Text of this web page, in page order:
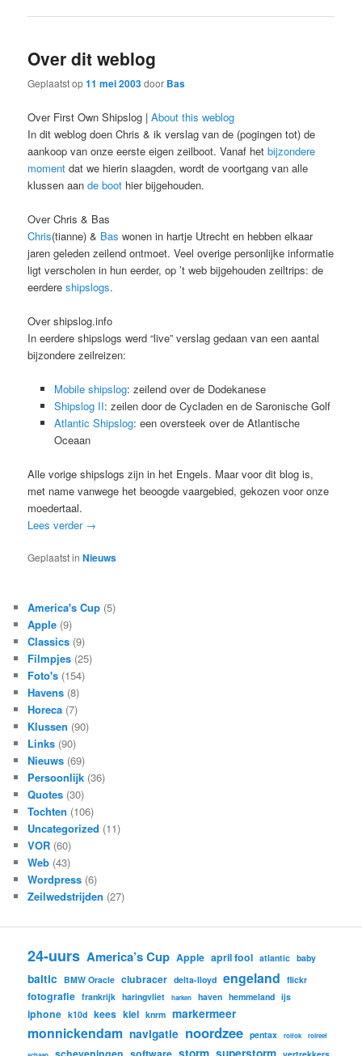
Over dit weblog
Geplaatst op11 mei 2003door Bas
Over First Own Shipslog |About this weblog
In dit weblog doen Chris & ik verslag van de (pogingen tot) de
aankoop van onze eerste eigen zeilboot. Vanaf hetbijzondere
moment dat we hierin slaagden, wordt de voortgang van alle
klussen aande boot hier bijgehouden.
Over Chris & Bas
Chris(tianne) & Bas wonen in hartje Utrecht en hebben elkaar
jaren geleden zeilend ontmoet. Veel overige personlijke informatie
ligt verscholen in hun eerder, op ’t web bijgehouden zeiltrips: de
eerdereshipslogs.
Over shipslog.info
In eerdere shipslogs werd “live” verslag gedaan van een aantal
bijzondere zeilreizen:
Mobile shipslog: zeilend over de Dodekanese
Shipslog II: zeilen door de Cycladen en de Saronische Golf
Atlantic Shipslog: een oversteek over de Atlantische
Oceaan
Alle vorige shipslogs zijn in het Engels. Maar voor dit blog is,
met name vanwege het beoogde vaargebied, gekozen voor onze
moedertaal.
Lees verder →
Geplaatst in Nieuws
America's Cup (5)
Apple (9)
Classics (9)
Filmpjes (25)
Foto's (154)
Havens (8)
Horeca (7)
Klussen (90)
Links (90)
Nieuws (69)
Persoonlijk (36)
Quotes (30)
Tochten (106)
Uncategorized (11)
VOR (60)
Web (43)
Wordpress (6)
Zeilwedstrijden (27)
24-uurs America’s Cup Apple april fool atlantic baby
baltic BMW Oracle clubracer delta-lloyd engeland flickr
fotografie frankrijk haringvliet harken haven hemmeland ijs
iphone k10d kees kiel knrm markermeer
monnickendam navigatie noordzee pentax rolfok rolreef
storm superstorm